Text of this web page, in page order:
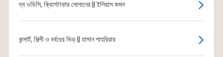
দ্য ওডিসি, ক্রিস্টোফার নোলানের || ইলিয়াস কমল
কন্সার্ট, শিল্পী ও বর্বরের ভিড় || হাসান শাহরিয়ার